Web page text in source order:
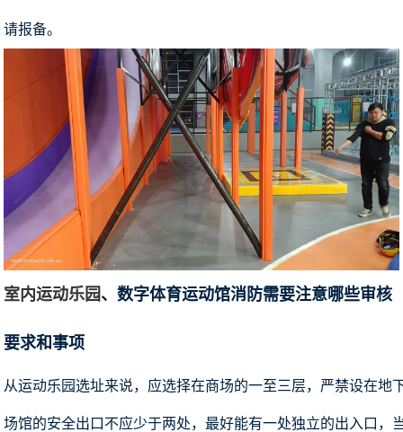
请报备。
室内运动乐园、数字体育运动馆消防需要注意哪些审核
要求和事项
从运动乐园选址来说，应选择在商场的一至三层，严禁设在地
场馆的安全出口不应少于两处，最好能有一处独立的出入口，